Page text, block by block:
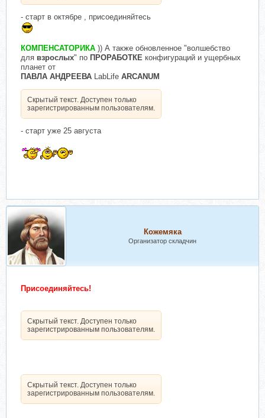
- старт в октябре , присоединяйтесь
КОМПЕНСАТОРИКА )) А также обновленное "волшебство
для взрослых" по ПРОРАБОТКЕ конфигураций и ущербных
планет от
ПАВЛА АНДРЕЕВА LabLife ARCANUM
Скрытый текст. Доступен только
зарегистрированным пользователям.
- старт уже 25 августа
Кожемяка
Организатор складчин
Присоединяйтесь!
Скрытый текст. Доступен только
зарегистрированным пользователям.
Скрытый текст. Доступен только
зарегистрированным пользователям.